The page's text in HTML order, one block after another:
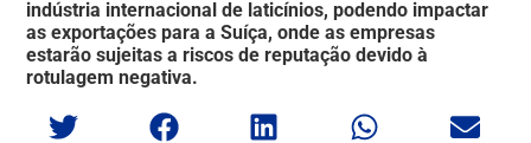
indústria internacional de laticínios, podendo impactar
as exportações para a Suíça, onde as empresas
estarão sujeitas a riscos de reputação devido à
rotulagem negativa.